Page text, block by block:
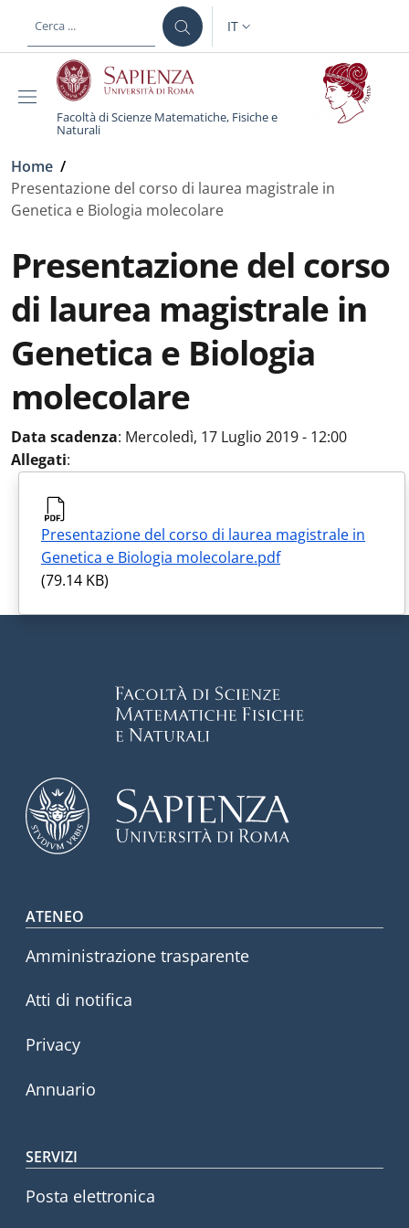
al contenuto principale
SELETTORE LINGUA:
IT
Facoltà di Scienze Matematiche, Fisiche e
Naturali
Briciole di pane
Home /
Presentazione del corso di laurea magistrale in
Genetica e Biologia molecolare
Presentazione del corso
di laurea magistrale in
Genetica e Biologia
molecolare
Data scadenza: Mercoledì, 17 Luglio 2019 - 12:00
Allegati:
Presentazione del corso di laurea magistrale in
Genetica e Biologia molecolare.pdf
(79.14 KB)
Footer menu
ATENEO
Amministrazione trasparente
Atti di notifica
Privacy
Annuario
SERVIZI
Posta elettronica